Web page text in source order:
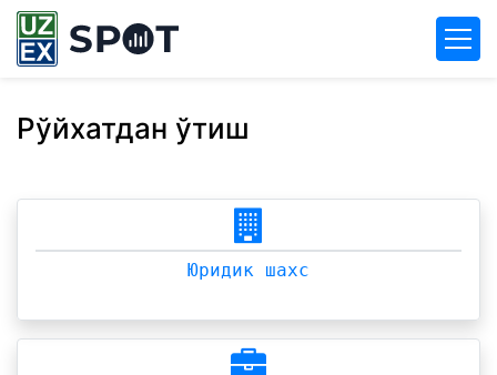
Рўйхатдан ўтиш
Юридик шахс